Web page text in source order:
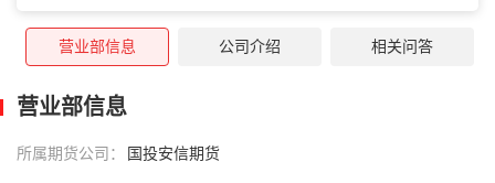
营业部信息 公司介绍 相关问答
营业部信息
所属期货公司： 国投安信期货